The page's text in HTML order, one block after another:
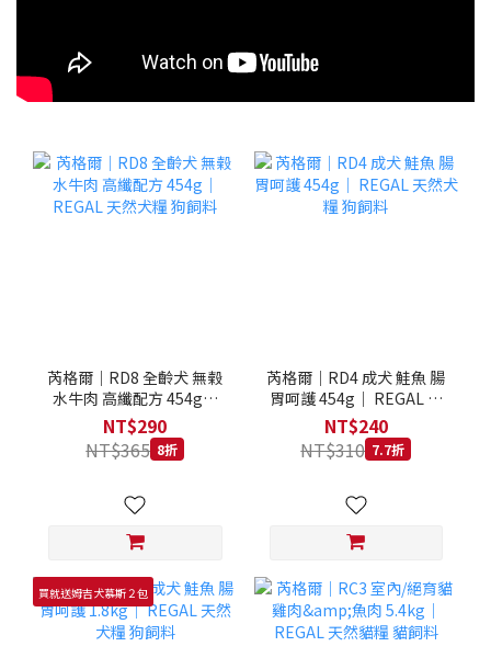
芮格爾｜RD8 全齡犬 無榖
水牛肉 高纖配方 454g｜
REGAL 天然犬糧 狗飼料
NT$290
NT$365 8折
芮格爾｜RD4 成犬 鮭魚 腸
胃呵護 454g｜ REGAL 天
然犬糧 狗飼料
NT$240
NT$310 7.7折
買就送姆吉犬慕斯２包